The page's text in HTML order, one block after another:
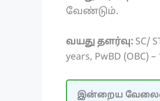
வேண்டும்.
வயது தளர்வு: SC/
years, PwBD (OBC) –
இன்றைய